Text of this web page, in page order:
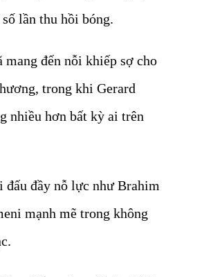
lần thu hồi bóng.
mang đến nỗi khiếp sợ cho
trong khi Gerard
nhiều hơn bất kỳ ai trên
đấu đầy nỗ lực như Brahim
mạnh mẽ trong không